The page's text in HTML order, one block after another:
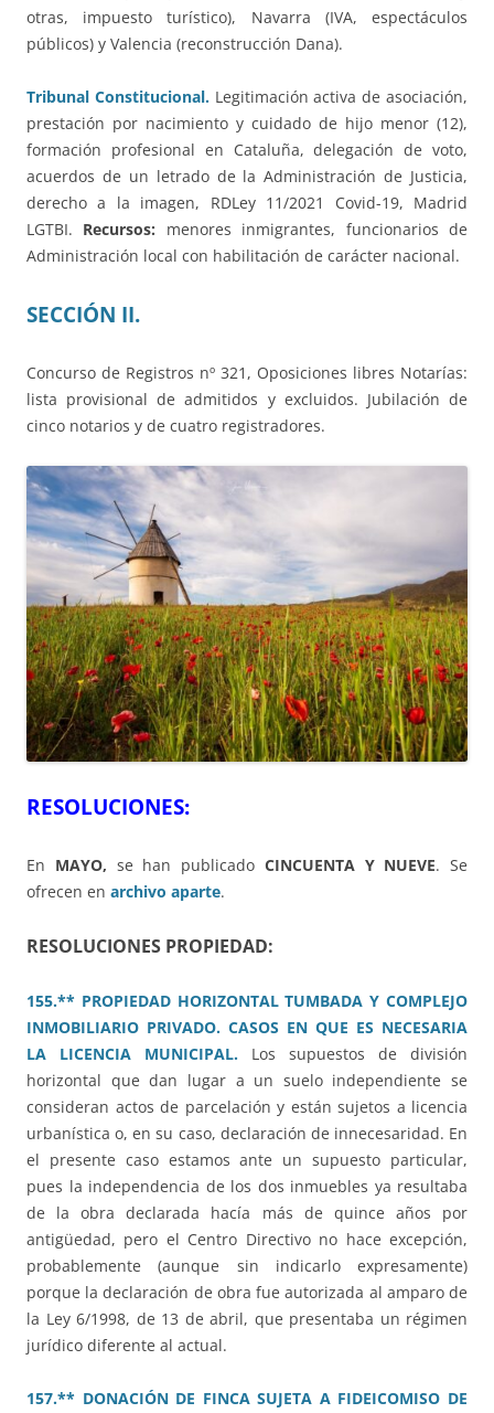
otras, impuesto turístico), Navarra (IVA, espectáculos
públicos) y Valencia (reconstrucción Dana).
Tribunal Constitucional. Legitimación activa de asociación,
prestación por nacimiento y cuidado de hijo menor (12),
formación profesional en Cataluña, delegación de voto,
acuerdos de un letrado de la Administración de Justicia,
derecho a la imagen, RDLey 11/2021 Covid-19, Madrid
LGTBI. Recursos: menores inmigrantes, funcionarios de
Administración local con habilitación de carácter nacional.
SECCIÓN II.
Concurso de Registros nº 321, Oposiciones libres Notarías:
lista provisional de admitidos y excluidos. Jubilación de
cinco notarios y de cuatro registradores.
RESOLUCIONES:
En MAYO, se han publicado CINCUENTA Y NUEVE. Se
ofrecen en archivo aparte.
RESOLUCIONES PROPIEDAD:
155.** PROPIEDAD HORIZONTAL TUMBADA Y COMPLEJO
INMOBILIARIO PRIVADO. CASOS EN QUE ES NECESARIA
LA LICENCIA MUNICIPAL. Los supuestos de división
horizontal que dan lugar a un suelo independiente se
consideran actos de parcelación y están sujetos a licencia
urbanística o, en su caso, declaración de innecesaridad. En
el presente caso estamos ante un supuesto particular,
pues la independencia de los dos inmuebles ya resultaba
de la obra declarada hacía más de quince años por
antigüedad, pero el Centro Directivo no hace excepción,
probablemente (aunque sin indicarlo expresamente)
porque la declaración de obra fue autorizada al amparo de
la Ley 6/1998, de 13 de abril, que presentaba un régimen
jurídico diferente al actual.
157.** DONACIÓN DE FINCA SUJETA A FIDEICOMISO DE